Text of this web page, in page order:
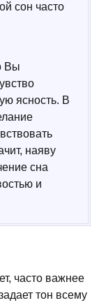
сон часто
Вы
ясность. В
наяву
сна
и
часто важнее
тон всему